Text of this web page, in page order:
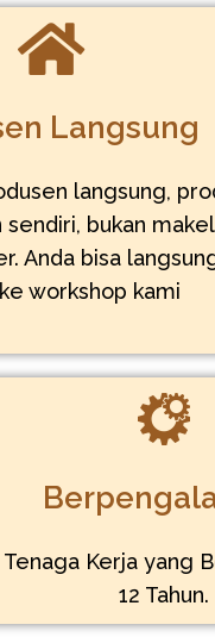
Langsung
langsung,
sendiri, bukan
Anda bisa
workshop kami
Kerja yang
12 Tahun.